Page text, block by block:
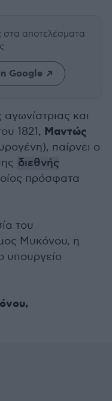
στα αποτελέσματα
Google
και
1821, Μαντώς
παίρνει ο
διεθνής
πρόσφατα
του
Μυκόνου, η
υπουργείο